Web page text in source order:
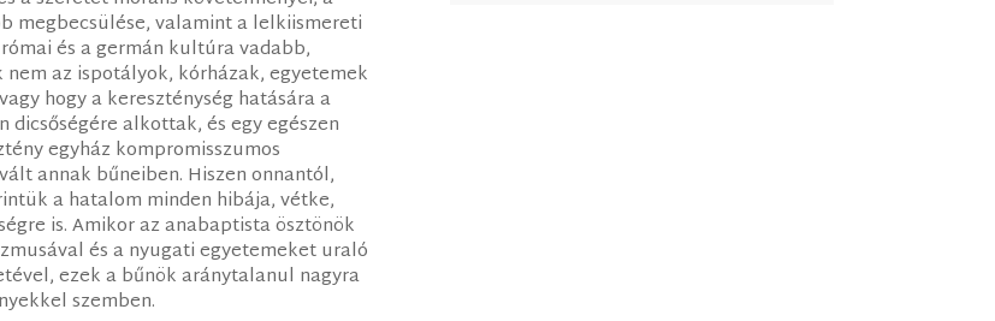
megbecsülése, valamint a lelkiismereti
és a germán kultúra vadabb,
az ispotályok, kórházak, egyetemek
hogy a kereszténység hatására a
alkottak, és egy egészen
egyház kompromisszumos
annak bűneiben. Hiszen onnantól,
a hatalom minden hibája, vétke,
is. Amikor az anabaptista ösztönök
és a nyugati egyetemeket uraló
ezek a bűnök aránytalanul nagyra
szemben.